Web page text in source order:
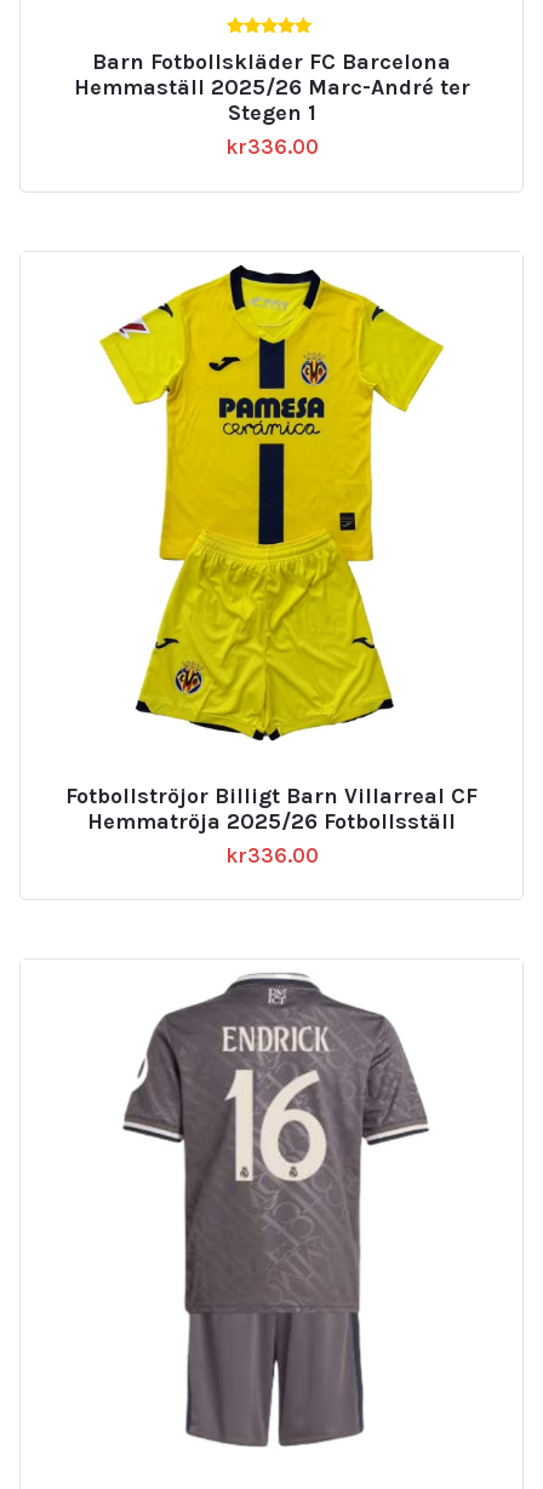
av 5
Barn Fotbollskläder FC Barcelona
Hemmaställ 2025/26 Marc-André ter
Stegen 1
kr336.00
Fotbollströjor Billigt Barn Villarreal CF
Hemmatröja 2025/26 Fotbollsställ
kr336.00